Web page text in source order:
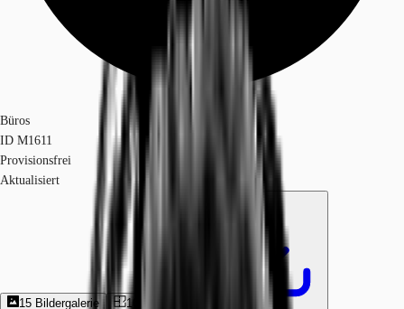
Büros
ID M1611
Provisionsfrei
Aktualisiert
15 Bildergalerie 10